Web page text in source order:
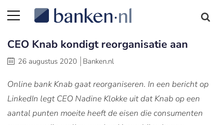
CEO Knab kondigt reorganisatie aan
26 augustus 2020 Banken.nl
Online bank Knab gaat reorganiseren. In een bericht op
LinkedIn legt CEO Nadine Klokke uit dat Knab op een
aantal punten moeite heeft de eisen die consumenten